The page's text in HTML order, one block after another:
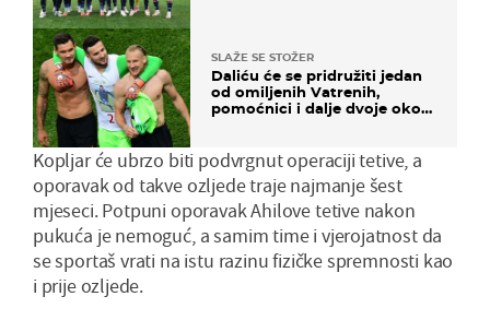
SLAŽE SE STOŽER
Daliću će se pridružiti jedan
od omiljenih Vatrenih,
pomoćnici i dalje dvoje oko
Kopljar će ubrzo biti podvrgnut operaciji tetive, a
oporavak od takve ozljede traje najmanje šest
mjeseci. Potpuni oporavak Ahilove tetive nakon
pukuća je nemoguć, a samim time i vjerojatnost da
se sportaš vrati na istu razinu fizičke spremnosti kao
i prije ozljede.